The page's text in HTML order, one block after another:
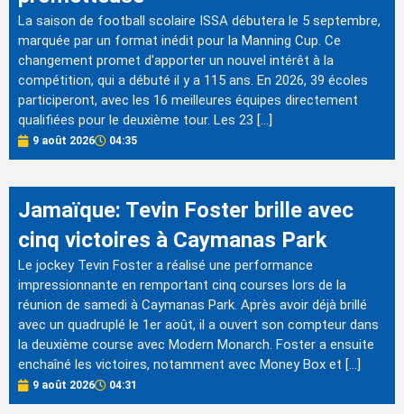
La saison de football scolaire ISSA débutera le 5 septembre,
marquée par un format inédit pour la Manning Cup. Ce
changement promet d'apporter un nouvel intérêt à la
compétition, qui a débuté il y a 115 ans. En 2026, 39 écoles
participeront, avec les 16 meilleures équipes directement
qualifiées pour le deuxième tour. Les 23 […]
9 août 2026 04:35
Jamaïque: Tevin Foster brille avec
cinq victoires à Caymanas Park
Le jockey Tevin Foster a réalisé une performance
impressionnante en remportant cinq courses lors de la
réunion de samedi à Caymanas Park. Après avoir déjà brillé
avec un quadruplé le 1er août, il a ouvert son compteur dans
la deuxième course avec Modern Monarch. Foster a ensuite
enchaîné les victoires, notamment avec Money Box et […]
9 août 2026 04:31